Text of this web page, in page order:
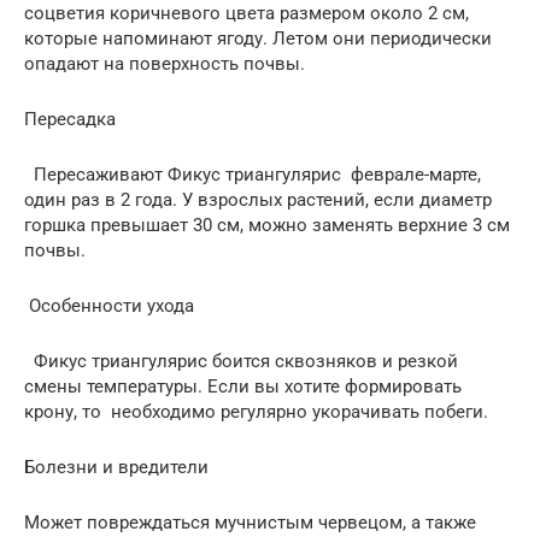
соцветия коричневого цвета размером около 2 см,
которые напоминают ягоду. Летом они периодически
опадают на поверхность почвы.
Пересадка
Пересаживают Фикус триангулярис феврале-марте,
один раз в 2 года. У взрослых растений, если диаметр
горшка превышает 30 см, можно заменять верхние 3 см
почвы.
Особенности ухода
Фикус триангулярис боится сквозняков и резкой
смены температуры. Если вы хотите формировать
крону, то необходимо регулярно укорачивать побеги.
Болезни и вредители
Может повреждаться мучнистым червецом, а также